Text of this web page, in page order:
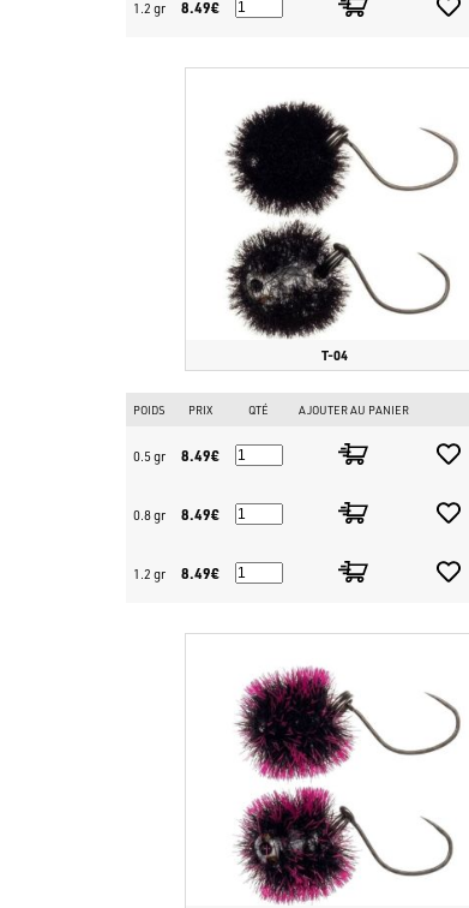
1.2 gr 8.49€
T-04
POIDS PRIX QTÉ AJOUTER AU PANIER
0.5 gr 8.49€
0.8 gr 8.49€
1.2 gr 8.49€